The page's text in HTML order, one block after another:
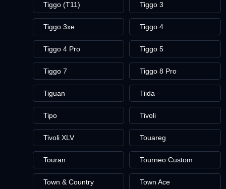
Tiggo (T11) Tiggo 3
Tiggo 3xe Tiggo 4
Tiggo 4 Pro Tiggo 5
Tiggo 7 Tiggo 8 Pro
Tiguan Tiida
Tipo Tivoli
Tivoli XLV Touareg
Touran Tourneo Custom
Town & Country Town Ace